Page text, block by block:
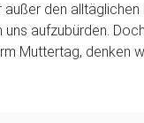
außer den
aufzubürden.
Muttertag, denken
Sachen zu danken,